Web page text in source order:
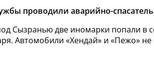
проводили аварийно-
Сызранью две иномарки попали в
Автомобили «Хендай» и «Пежо» не